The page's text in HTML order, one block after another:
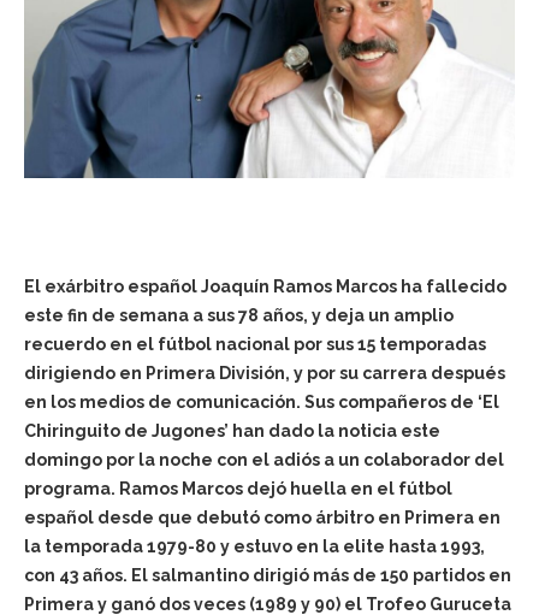
El exárbitro español Joaquín Ramos Marcos ha fallecido
este fin de semana a sus 78 años, y deja un amplio
recuerdo en el fútbol nacional por sus 15 temporadas
dirigiendo en Primera División, y por su carrera después
en los medios de comunicación. Sus compañeros de ‘El
Chiringuito de Jugones’ han dado la noticia este
domingo por la noche con el adiós a un colaborador del
programa. Ramos Marcos dejó huella en el fútbol
español desde que debutó como árbitro en Primera en
la temporada 1979-80 y estuvo en la elite hasta 1993,
con 43 años. El salmantino dirigió más de 150 partidos en
Primera y ganó dos veces (1989 y 90) el Trofeo Guruceta